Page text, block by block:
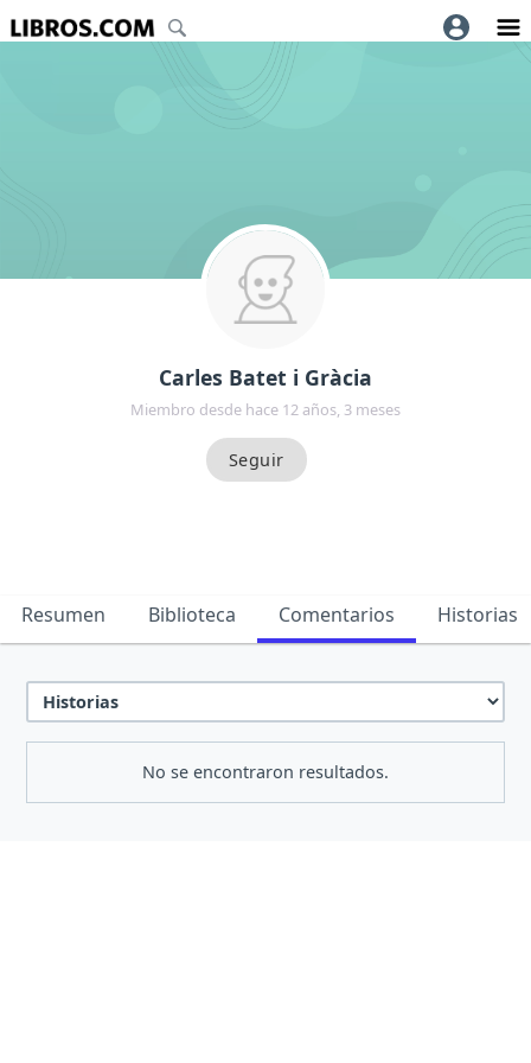
Carles Batet i Gràcia
Miembro desde hace 12 años, 3 meses
Resumen Biblioteca Comentarios Historias
No se encontraron resultados.